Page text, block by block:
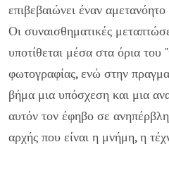
επιβεβαιώνει έναν
Οι συναισθηματικές
υποτίθεται μέσα στα όρια του
φωτογραφίας, ενώ στην
βήμα μια υπόσχεση και μια
αυτόν τον έφηβο σε
αρχής που είναι η μνήμη, η